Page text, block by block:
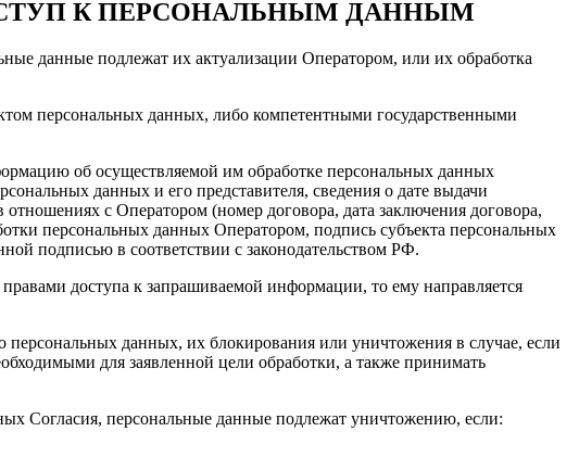
К ПЕРСОНАЛЬНЫМ ДАННЫМ
данные подлежат их актуализации Оператором, или их обработка
персональных данных, либо компетентными государственными
об осуществляемой им обработке персональных данных
данных и его представителя, сведения о дате выдачи
с Оператором (номер договора, дата заключения договора,
персональных данных Оператором, подпись субъекта персональных
подписью в соответствии с законодательством РФ.
доступа к запрашиваемой информации, то ему направляется
персональных данных, их блокирования или уничтожения в случае, если
для заявленной цели обработки, а также принимать
Согласия, персональные данные подлежат уничтожению, если: